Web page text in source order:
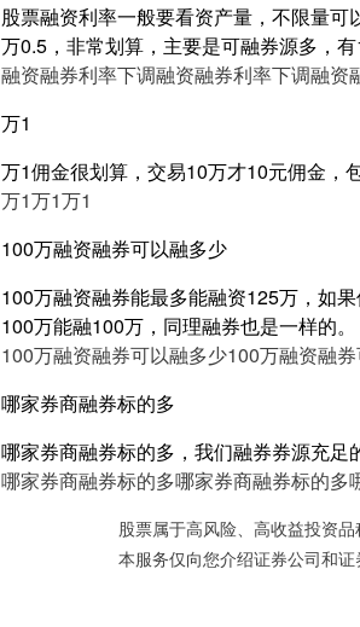
股票融资利率一般要看资产量，不限量
万0.5，非常划算，主要是可融券源多，
融资融券利率下调融资融券利率下调融资
万1
万1佣金很划算，交易10万才10元佣金，
万1万1万1
100万融资融券可以融多少
100万融资融券能最多能融资125万，如
100万能融100万，同理融券也是一样的。
100万融资融券可以融多少100万融资融
哪家券商融券标的多
哪家券商融券标的多，我们融券券源充
哪家券商融券标的多哪家券商融券标的多
股票属于高风险、高收益投资
本服务仅向您介绍证券公司和